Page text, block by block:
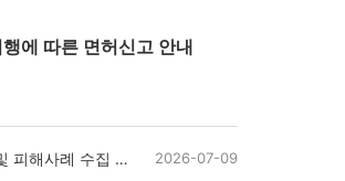
에 따른 면허신고 안내
사례 수집 안내 2026-07-09